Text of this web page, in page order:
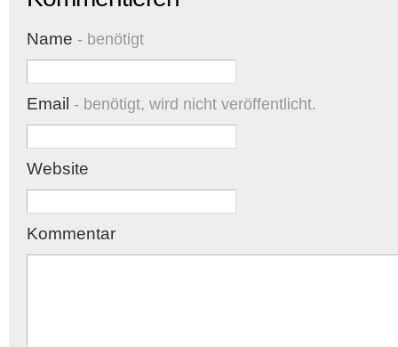
Name - benötigt
Email - benötigt, wird nicht veröffentlicht.
Website
Kommentar